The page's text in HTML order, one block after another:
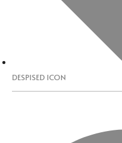
DESPISED ICON